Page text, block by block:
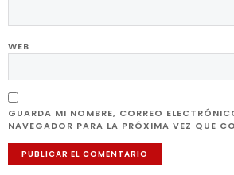
WEB
GUARDA MI NOMBRE, CORREO
NAVEGADOR PARA LA PRÓXIMA VEZ QUE